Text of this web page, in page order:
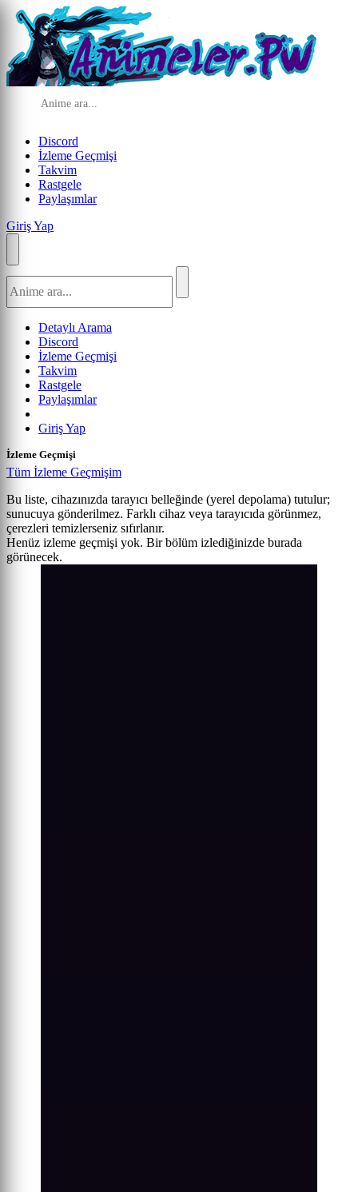
Discord
İzleme Geçmişi
Takvim
Rastgele
Paylaşımlar
Giriş Yap
Detaylı Arama
Discord
İzleme Geçmişi
Takvim
Rastgele
Paylaşımlar
Giriş Yap
İzleme Geçmişi
Tüm İzleme Geçmişim
Bu liste, cihazınızda tarayıcı belleğinde (yerel depolama) tutulur;
sunucuya gönderilmez. Farklı cihaz veya tarayıcıda görünmez,
çerezleri temizlerseniz sıfırlanır.
Henüz izleme geçmişi yok. Bir bölüm izlediğinizde burada
görünecek.